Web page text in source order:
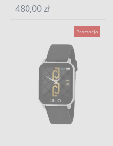
480,00 zł
Promocja